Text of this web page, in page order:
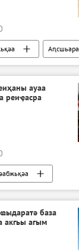
Аԥсшьара
ауаа
реиҿасра
база
акгьы агым